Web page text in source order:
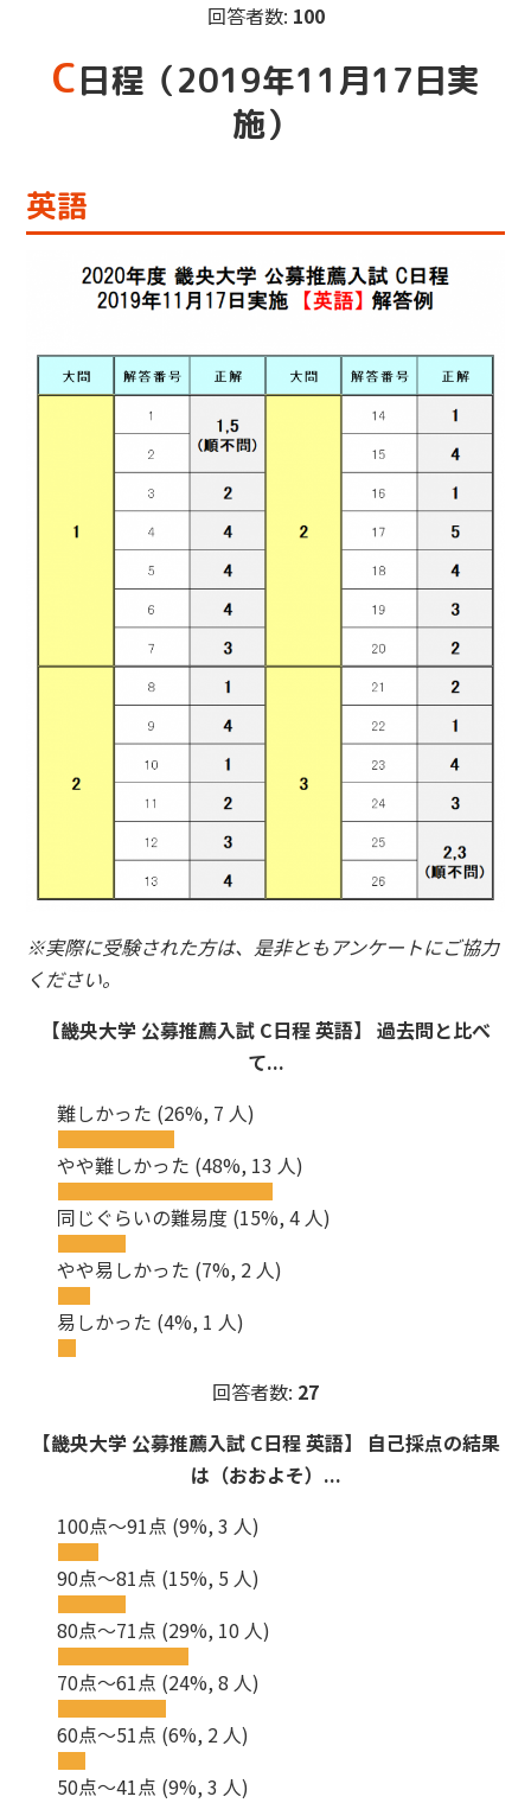
回答者数: 100
C日程（2019年11月17日実
施）
英語
※実際に受験された方は、是非ともアンケートにご協力
ください。
【畿央大学 公募推薦入試 C日程 英語】 過去問と比べ
て...
難しかった (26%, 7 人)
やや難しかった (48%, 13 人)
同じぐらいの難易度 (15%, 4 人)
やや易しかった (7%, 2 人)
易しかった (4%, 1 人)
回答者数: 27
【畿央大学 公募推薦入試 C日程 英語】 自己採点の結果
は（おおよそ）...
100点～91点 (9%, 3 人)
90点～81点 (15%, 5 人)
80点～71点 (29%, 10 人)
70点～61点 (24%, 8 人)
60点～51点 (6%, 2 人)
50点～41点 (9%, 3 人)